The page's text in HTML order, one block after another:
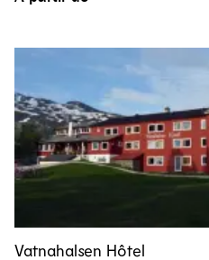
Vatnahalsen Hôtel